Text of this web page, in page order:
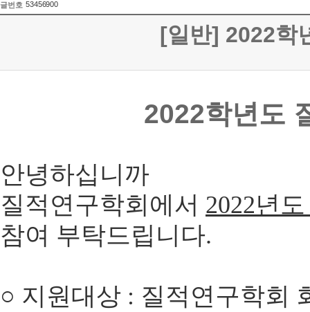
글번호 53456900
[일반] 2022학
2022학년도
안녕하십니까
질적연구학회에서 2022년
참여 부탁드립니다.
○ 지원대상 : 질적연구학회